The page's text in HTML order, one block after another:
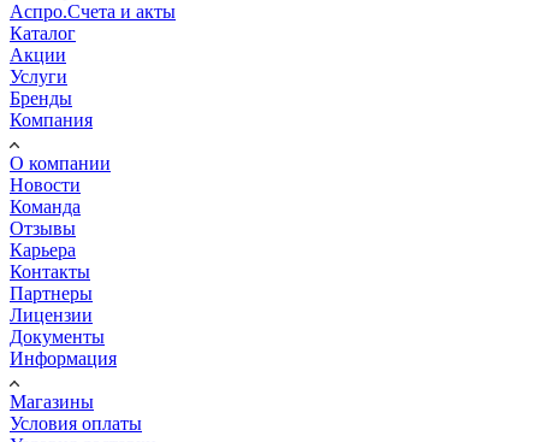
Аспро.Счета и акты
Каталог
Акции
Услуги
Бренды
Компания
О компании
Новости
Команда
Отзывы
Карьера
Контакты
Партнеры
Лицензии
Документы
Информация
Магазины
Условия оплаты